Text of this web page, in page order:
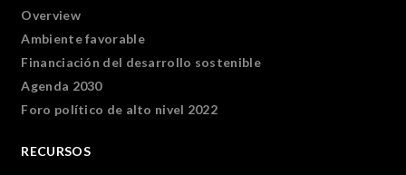
Overview
Ambiente favorable
Financiación del desarrollo sostenible
Agenda 2030
Foro político de alto nivel 2022
RECURSOS